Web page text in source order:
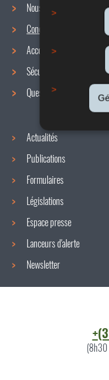
Menu
de
navigation
Nous connaître
Conditions de travail
Accords collectifs
Sécurité / Santé au travail
Questions / réponses
Actualités
Publications
Formulaires
Législations
Espace presse
Lanceurs d'alerte
Newsletter